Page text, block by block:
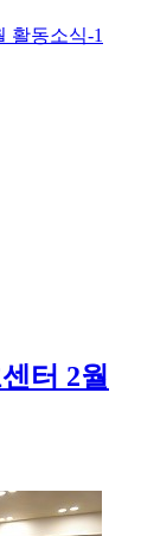
터 2월